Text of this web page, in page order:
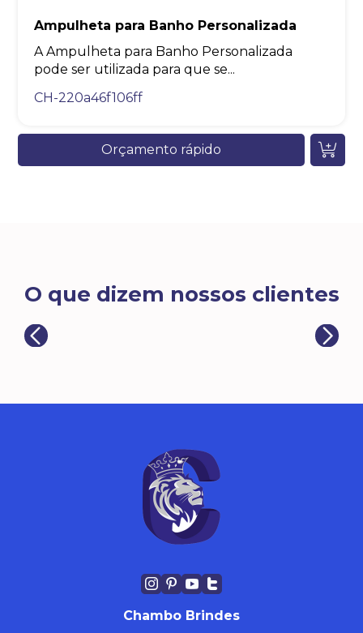
Ampulheta para Banho Personalizada
A Ampulheta para Banho Personalizada
pode ser utilizada para que se...
CH-220a46f106ff
Orçamento rápido
O que dizem nossos clientes
Chambo Brindes